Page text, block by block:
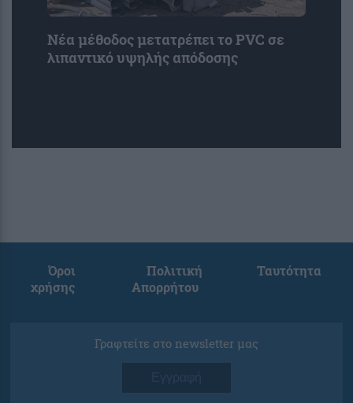
Νέα μέθοδος μετατρέπει το PVC σε
λιπαντικό υψηλής απόδοσης
Όροι
χρήσης
Πολιτική
Απορρήτου
Ταυτότητα
Γραφτείτε στο newsletter μας
Εγγραφή